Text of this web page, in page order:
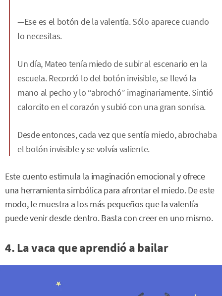
—Ese es el botón de la valentía. Sólo aparece cuando
lo necesitas.
Un día, Mateo tenía miedo de subir al escenario en la
escuela. Recordó lo del botón invisible, se llevó la
mano al pecho y lo “abrochó” imaginariamente. Sintió
calorcito en el corazón y subió con una gran sonrisa.
Desde entonces, cada vez que sentía miedo, abrochaba
el botón invisible y se volvía valiente.
Este cuento estimula la imaginación emocional y ofrece
una herramienta simbólica para afrontar el miedo. De este
modo, le muestra a los más pequeños que la valentía
puede venir desde dentro. Basta con creer en uno mismo.
4. La vaca que aprendió a bailar